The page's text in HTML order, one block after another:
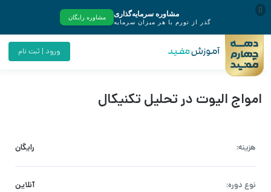
ورود | ثبت نام
امواج الیوت در تحلیل تکنیکال
هزینه: رایگان
نوع دوره: آنلاین